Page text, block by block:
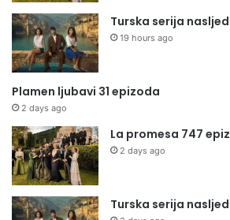
Turska serija
19 hours ago
Plamen ljubavi 31 epizoda
2 days ago
La promesa 747
2 days ago
Turska serija